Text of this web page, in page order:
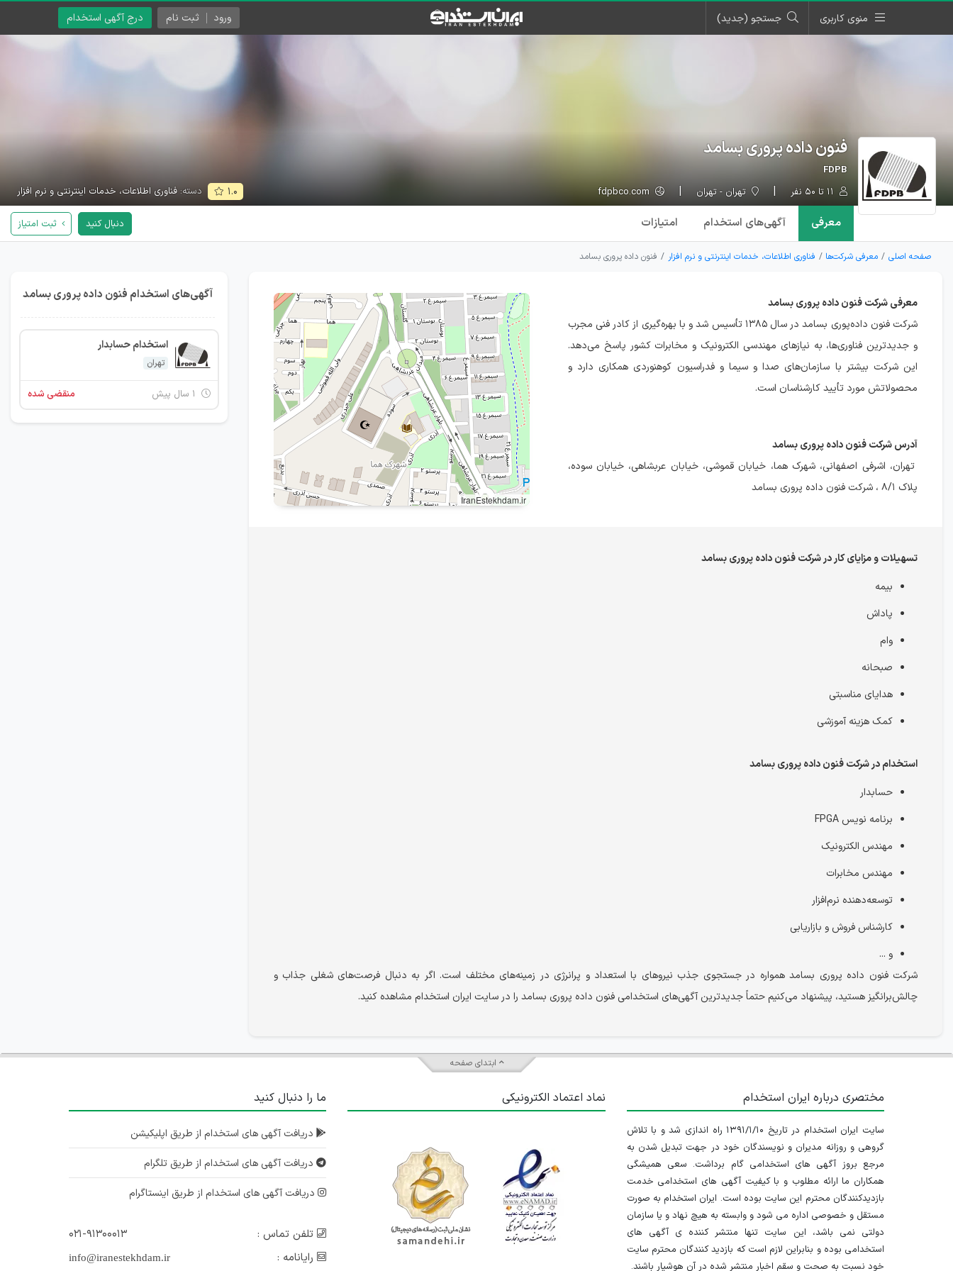
منوی کاربری جستجو (جدید) درج آگهی استخدام ورود ثبت نام
فنون داده پروری بسامد
FDPB
تهران - تهران ۱.۰ دسته: فناوری اطلاعات، خدمات اینترنتی و نرم افزار
معرفی آگهی‌های استخدام امتیازات دنبال کنید ثبت امتیاز
صفحه اصلی معرفی شرکت‌ها فناوری اطلاعات، خدمات اینترنتی و نرم افزار فنون داده پروری بسامد
معرفی شرکت فنون داده پروری بسامد
شرکت فنون داده‌پوری بسامد در سال ۱۳۸۵ تأسیس شد و با بهره‌گیری از کادر فنی مجرب
و جدیدترین فناوری‌ها، به نیازهای مهندسی الکترونیک و مخابرات کشور پاسخ می‌دهد.
این شرکت بیشتر با سازمان‌های صدا و سیما و فدراسیون کوهنوردی همکاری دارد و
محصولاتش مورد تأیید کارشناسان است.
آدرس شرکت فنون داده پروری بسامد
تهران، اشرفی اصفهانی، شهرک هما، خيابان قموشی، خيابان عربشاهی، خيابان سوده،
پلاک ٨/١ ، شركت فنون داده پروری بسامد
IranEstekhdam.ir
تسهیلات و مزایای کار در شرکت فنون داده پروری بسامد
بیمه
پاداش
وام
صبحانه
هدایای مناسبتی
کمک هزینه آموزشی
استخدام در شرکت فنون داده پروری بسامد
حسابدار
برنامه نویس FPGA
مهندس الکترونیک
مهندس مخابرات
توسعه‌دهنده نرم‌افزار
کارشناس فروش و بازاریابی
و ...
شرکت فنون داده پروری بسامد همواره در جستجوی جذب نیروهای با استعداد و پرانرژی در زمینه‌های مختلف است. اگر به دنبال فرصت‌های شغلی جذاب و
چالش‌برانگیز هستید، پیشنهاد می‌کنیم حتماً جدیدترین آگهی‌های استخدامی فنون داده پروری بسامد را در سایت ایران استخدام مشاهده کنید.
آگهی‌های استخدام فنون داده پروری بسامد
استخدام حسابدار
تهران
منقضی شده
ابتدای صفحه
مختصری درباره ایران استخدام
سایت ایران استخدام در تاریخ ۱۳۹۱/۱/۱۰ راه اندازی شد و با تلاش
گروهی و روزانه مدیران و نویسندگان خود در جهت تبدیل شدن به
مرجع بروز آگهی های استخدامی گام برداشت. سعی همیشگی
همکاران ما ارائه مطلوب و با کیفیت آگهی های استخدامی خدمت
بازدیدکنندگان محترم این سایت بوده است. ایران استخدام به صورت
مستقل و خصوصی اداره می شود و وابسته به هیچ نهاد و یا سازمان
دولتی نمی باشد، این سایت تنها منتشر کننده ی آگهی های
استخدامی بوده و بنابراین لازم است که بازدید کنندگان محترم سایت
خود نسبت به صحت و سقم اخبار منتشر شده در آن هوشیار باشند.
نماد اعتماد الکترونیکی ما را دنبال کنید
دریافت آگهی های استخدام از طریق اپلیکیشن
دریافت آگهی های استخدام از طریق تلگرام
دریافت آگهی های استخدام از طریق اینستاگرام
تلفن تماس :
۰۲۱-۹۱۳۰۰۰۱۳
رایانامه :
info@iranestekhdam.ir